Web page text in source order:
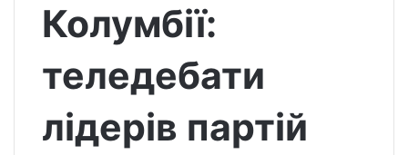
Колумбії:
теледебати
лідерів партій